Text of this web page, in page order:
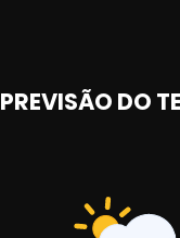
PREVISÃO DO